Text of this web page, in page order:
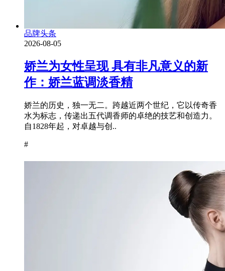
品牌头条
2026-08-05
娇兰为女性呈现 具有非凡意义的新
作：娇兰蓝调淡香精
娇兰的历史，独一无二。跨越近两个世纪，它以传奇香
水为标志，传递出五代调香师的卓绝的技艺和创造力。
自1828年起，对卓越与创..
#